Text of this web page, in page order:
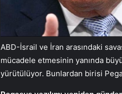
ABD-İsrail ve İran arasındaki
mücadele etmesinin yanında
yürütülüyor. Bunlardan birisi